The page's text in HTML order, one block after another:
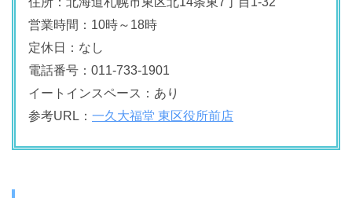
営業時間：10時～18時
定休日：なし
電話番号：011-733-1901
イートインスペース：あり
参考URL： 一久大福堂 東区役所前店